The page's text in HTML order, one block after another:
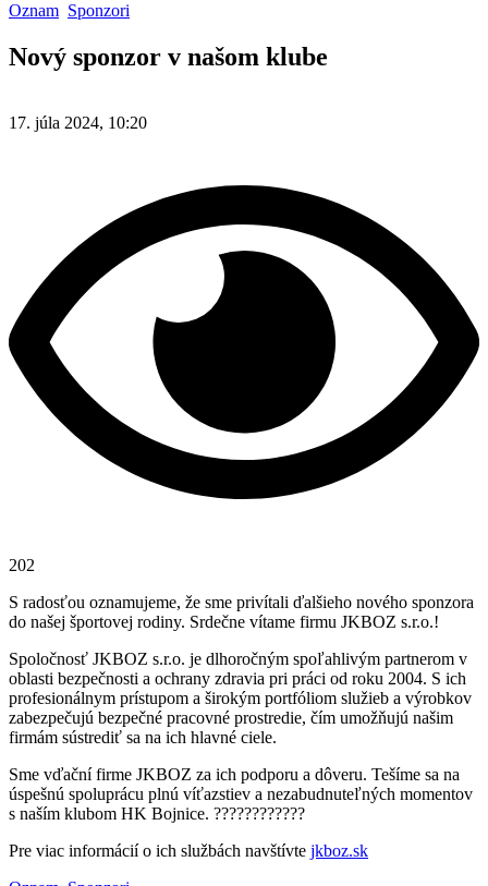
Oznam Sponzori
Nový sponzor v našom klube
17. júla 2024, 10:20
202
S radosťou oznamujeme, že sme privítali ďalšieho nového sponzora
do našej športovej rodiny. Srdečne vítame firmu JKBOZ s.r.o.!
Spoločnosť JKBOZ s.r.o. je dlhoročným spoľahlivým partnerom v
oblasti bezpečnosti a ochrany zdravia pri práci od roku 2004. S ich
profesionálnym prístupom a širokým portfóliom služieb a výrobkov
zabezpečujú bezpečné pracovné prostredie, čím umožňujú našim
firmám sústrediť sa na ich hlavné ciele.
Sme vďační firme JKBOZ za ich podporu a dôveru. Tešíme sa na
úspešnú spoluprácu plnú víťazstiev a nezabudnuteľných momentov
s naším klubom HK Bojnice. ????????????
Pre viac informácií o ich službách navštívte jkboz.sk